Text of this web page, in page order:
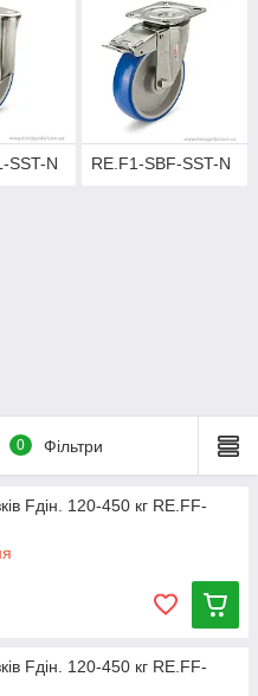
SST-N RE.F1-SBF-SST-N
0 Фільтри
Fдін. 120-450 кг RE.FF-
Fдін. 120-450 кг RE.FF-